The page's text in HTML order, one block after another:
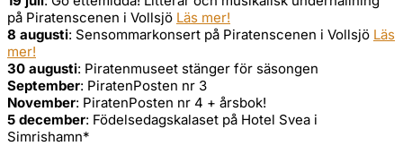
på Piratenscenen i Vollsjö Läs mer!
8 augusti: Sensommarkonsert på Piratenscenen i Vollsjö Läs
mer!
30 augusti: Piratenmuseet stänger för säsongen
September: PiratenPosten nr 3
November: PiratenPosten nr 4 + årsbok!
5 december: Födelsedagskalaset på Hotel Svea i
Simrishamn*